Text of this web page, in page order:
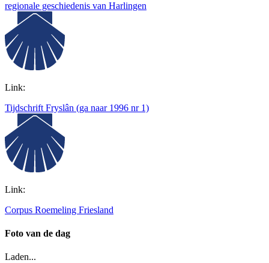
regionale geschiedenis van Harlingen
Link:
Tijdschrift Fryslân (ga naar 1996 nr 1)
Link:
Corpus Roemeling Friesland
Foto van de dag
Laden...